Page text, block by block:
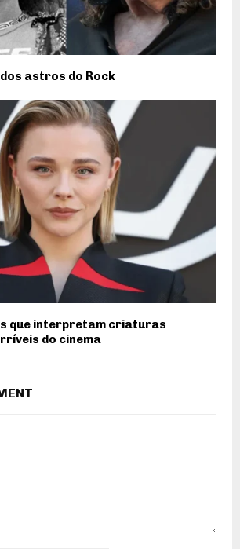
astros do Rock
que interpretam criaturas
do cinema